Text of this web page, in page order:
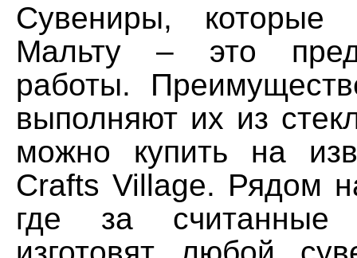
Сувениры, которые
Мальту – это
работы.
выполняют их из
можно купить на
Crafts Village. Рядом
где за